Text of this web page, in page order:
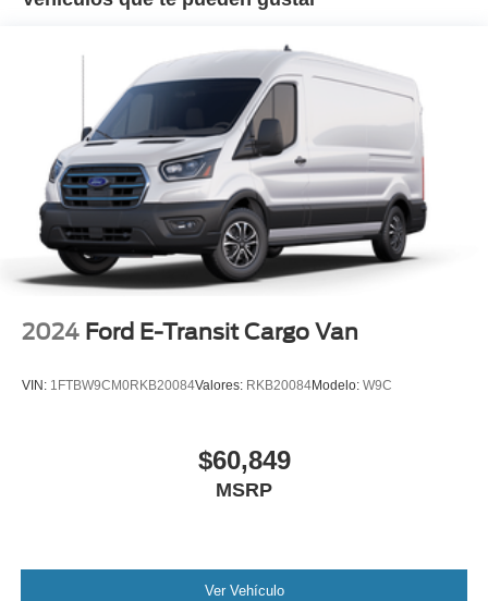
2024 Ford E-Transit Cargo Van
VIN: 1FTBW9CM0RKB20084Valores: RKB20084Modelo: W9C
$60,849
MSRP
Ver Vehículo